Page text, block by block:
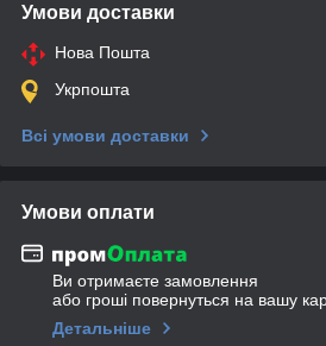
Умови доставки
Нова Пошта
Укрпошта
Всі умови доставки
Умови оплати
Ви отримаєте замовлення
або гроші повернуться на вашу
Детальніше